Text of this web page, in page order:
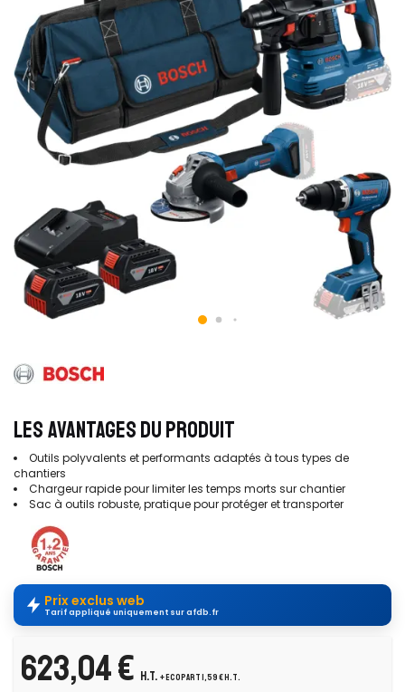
LES AVANTAGES DU PRODUIT
Outils polyvalents et performants adaptés à tous types de
chantiers
Chargeur rapide pour limiter les temps morts sur chantier
Sac à outils robuste, pratique pour protéger et transporter
Prix exclus web
Tarif appliqué uniquement sur afdb.fr
623,04 € H.T. + ecopart 1,59 € H.T.